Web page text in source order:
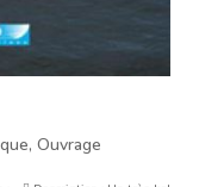
, Ouvrage